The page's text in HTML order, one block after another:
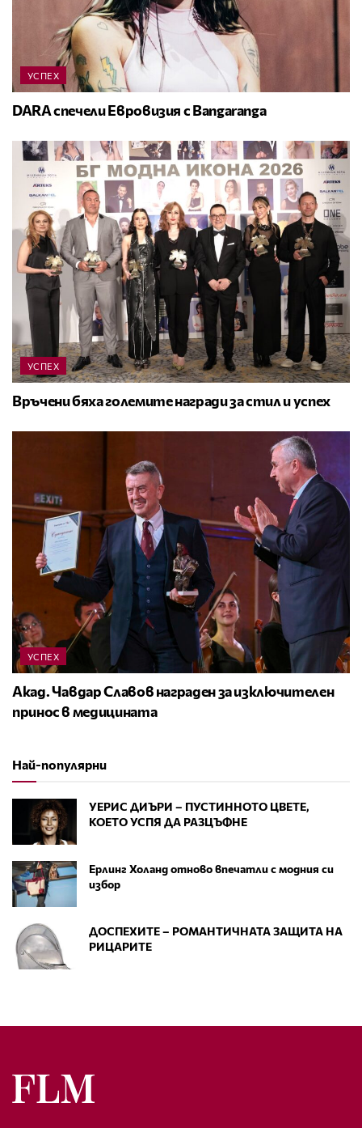
УСПЕХ
DARA спечели Евровизия с Bangaranga
УСПЕХ
Връчени бяха големите награди за стил и успех
УСПЕХ
Акад. Чавдар Славов награден за изключителен
принос в медицината
Най-популярни
УЕРИС ДИЪРИ – ПУСТИННОТО ЦВЕТЕ,
КОЕТО УСПЯ ДА РАЗЦЪФНЕ
Ерлинг Холанд отново впечатли с модния си
избор
ДОСПЕХИТЕ – РОМАНТИЧНАТА ЗАЩИТА НА
РИЦАРИТЕ